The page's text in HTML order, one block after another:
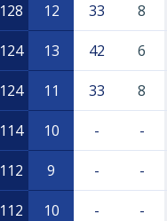
128 12 33 8
124 13 42 6
124 11 33 8
114 10 - -
112 9 - -
112 10 - -